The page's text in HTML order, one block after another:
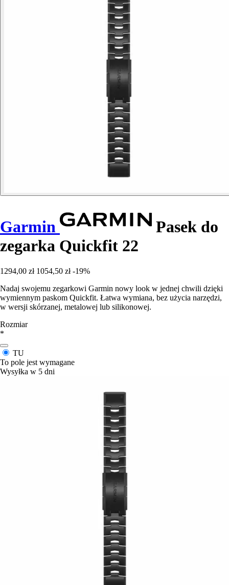
Garmin
Pasek do
zegarka Quickfit 22
1294,00 zł 1054,50 zł -19%
Nadaj swojemu zegarkowi Garmin nowy look w jednej chwili dzięki
wymiennym paskom Quickfit. Łatwa wymiana, bez użycia narzędzi,
w wersji skórzanej, metalowej lub silikonowej.
Rozmiar
*
TU
To pole jest wymagane
Wysyłka w 5 dni